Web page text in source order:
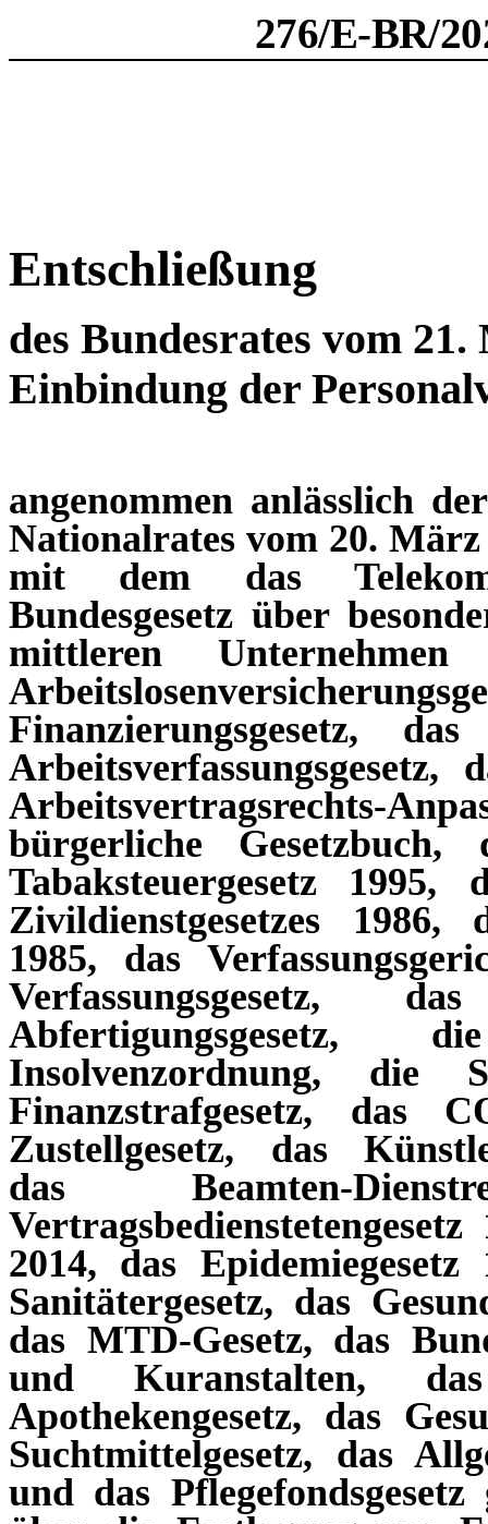
276/E-BR/
Entschließung
des Bundesrates vom
Einbindung der
angenommen anlässlich
Nationalrates vom 20. März
mit dem das
Bundesgesetz über
mittleren Unternehmen
Finanzierungsgesetz,
Arbeitsverfassungsgesetz,
Arbeitsvertragsrechts-
bürgerliche Gesetzbuch,
Tabaksteuergesetz 1995,
Zivildienstgesetzes 1986,
1985, das
Verfassungsgesetz,
Abfertigungsgesetz,
Insolvenzordnung, die
Finanzstrafgesetz, das
Zustellgesetz, das
das Beamten-
2014, das
Sanitätergesetz, das
das MTD-Gesetz, das
und Kuranstalten, das
Apothekengesetz, das
Suchtmittelgesetz, das
und das